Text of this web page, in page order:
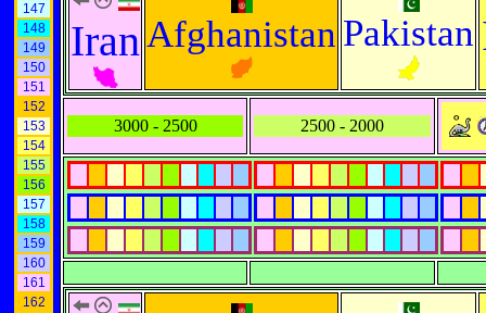
147
148
149
150
151
152
153
154
155
156
157
158
159
160
161
162
IranAfghanistan Pakistan
3000 - 2500 2500 - 2000